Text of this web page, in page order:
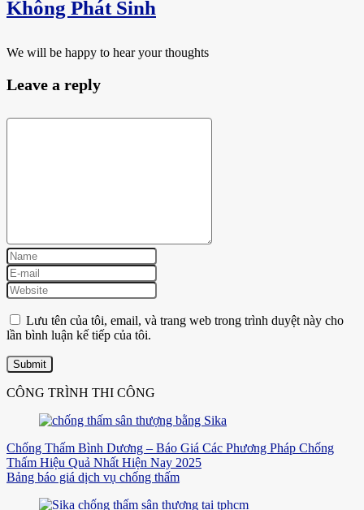
Không Phát Sinh
We will be happy to hear your thoughts
Leave a reply
Lưu tên của tôi, email, và trang web trong trình duyệt này cho
lần bình luận kế tiếp của tôi.
CÔNG TRÌNH THI CÔNG
Chống Thấm Bình Dương – Báo Giá Các Phương Pháp Chống
Thấm Hiệu Quả Nhất Hiện Nay 2025
Bảng báo giá dịch vụ chống thấm